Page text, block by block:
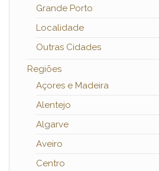
Grande Porto
Localidade
Outras Cidades
Regiões
Açores e Madeira
Alentejo
Algarve
Aveiro
Centro